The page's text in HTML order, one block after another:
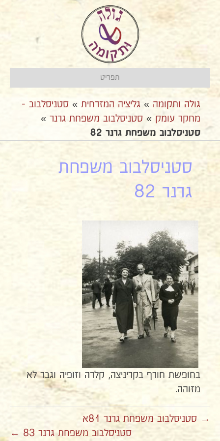
תפריט
גולה ותקומה » גליציה המזרחית » סטניסלבוב -
מחקר עומק » סטניסלבוב משפחת גרנר »
סטניסלבוב משפחת גרנר 82
סטניסלבוב משפחת
גרנר 82
בחופשת חורף בקריניצה, קלרה וזופיה וגבר לא
מזוהה.
→ סטניסלבוב משפחת גרנר 81א
סטניסלבוב משפחת גרנר 83 ←